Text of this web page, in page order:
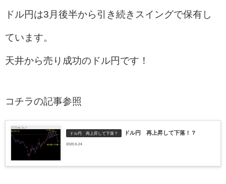
ドル円は3月後半から引き続きスイングで保有し
ています。
天井から売り成功のドル円です！
コチラの記事参照
ドル円 再上昇して下落？ ドル円 再上昇して下落！？
2020.5.24